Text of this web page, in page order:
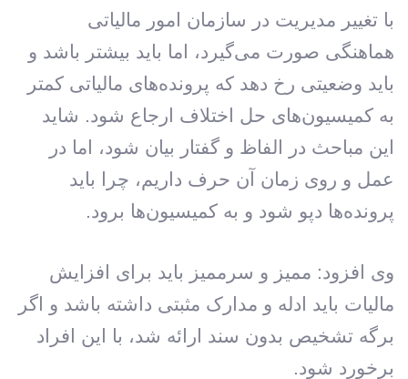
با تغییر مدیریت در سازمان امور مالیاتی
هماهنگی صورت می‌گیرد، اما باید بیشتر باشد و
باید وضعیتی رخ دهد که پرونده‌های مالیاتی کمتر
به کمیسیون‌های حل اختلاف ارجاع شود. شاید
این مباحث در الفاظ و گفتار بیان شود، اما در
عمل و روی زمان آن حرف داریم،‌ چرا باید
پرونده‌ها دپو شود و به کمیسیون‌ها برود.
وی افزود: ممیز و سرممیز باید برای افزایش
مالیات باید ادله و مدارک مثبتی داشته باشد و اگر
برگه تشخیص بدون سند ارائه شد، با این افراد
برخورد شود.